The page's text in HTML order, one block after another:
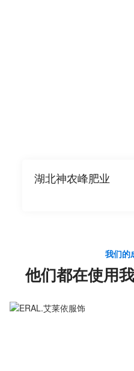
湖北神农峰肥业
我们的
他们都在使用